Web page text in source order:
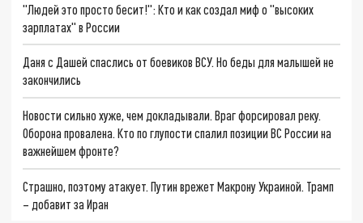
"Людей это просто бесит!": Кто и как создал миф о "высоких
зарплатах" в России
Даня с Дашей спаслись от боевиков ВСУ. Но беды для малышей не
закончились
Новости сильно хуже, чем докладывали. Враг форсировал реку.
Оборона провалена. Кто по глупости спалил позиции ВС России на
важнейшем фронте?
Страшно, поэтому атакует. Путин врежет Макрону Украиной. Трамп
– добавит за Иран